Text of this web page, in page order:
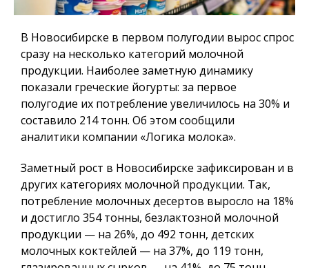
В Новосибирске в первом полугодии вырос спрос
сразу на несколько категорий молочной
продукции. Наиболее заметную динамику
показали греческие йогурты: за первое
полугодие их потребление увеличилось на 30% и
составило 214 тонн. Об этом сообщили
аналитики компании «Логика молока».
Заметный рост в Новосибирске зафиксирован и в
других категориях молочной продукции. Так,
потребление молочных десертов выросло на 18%
и достигло 354 тонны, безлактозной молочной
продукции — на 26%, до 492 тонн, детских
молочных коктейлей — на 37%, до 119 тонн,